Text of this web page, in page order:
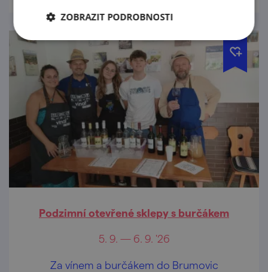
Podzimní otevřené sklepy s burčákem
5. 9. — 6. 9. '26
Za vínem a burčákem do Brumovic
ZOBRAZIT PODROBNOSTI